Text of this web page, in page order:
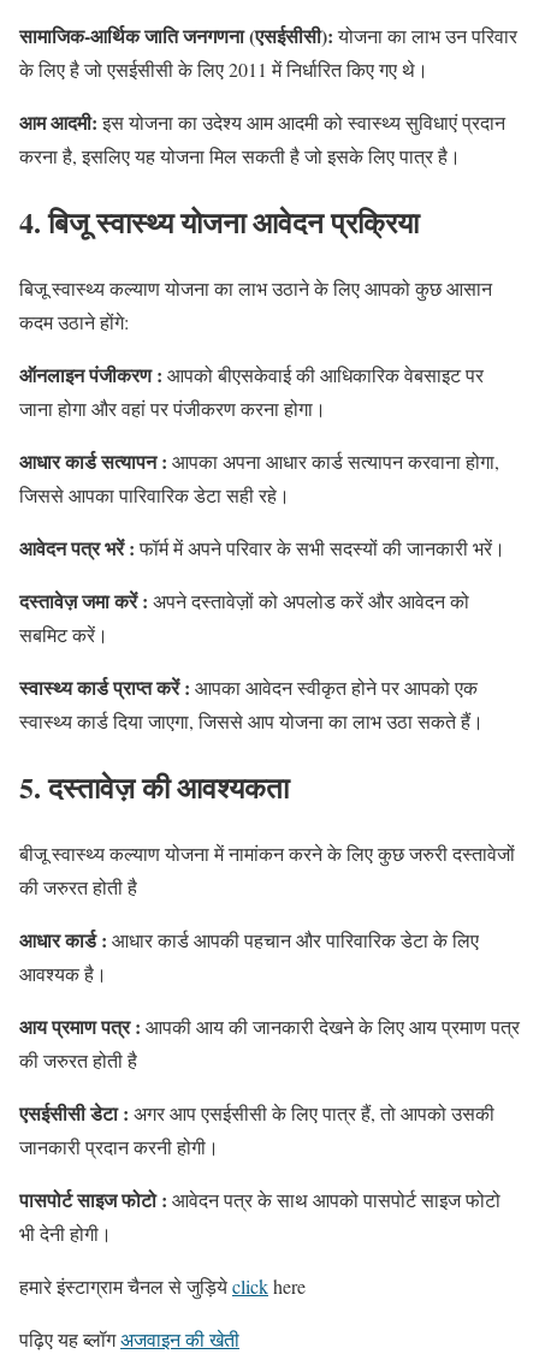
सामाजिक-आर्थिक जाति जनगणना (एसईसीसी):योजना का लाभ उन परिवार
के लिए है जो एसईसीसी के लिए 2011 में निर्धारित किए गए थे।
आम आदमी:इस योजना का उदेश्य आम आदमी को स्वास्थ्य सुविधाएं प्रदान
करना है, इसलिए यह योजना मिल सकती है जो इसके लिए पात्र है।
4. बिजू स्वास्थ्य योजना आवेदन प्रक्रिया
बिजू स्वास्थ्य कल्याण योजना का लाभ उठाने के लिए आपको कुछ आसान
कदम उठाने होंगे:
ऑनलाइन पंजीकरण : आपको बीएसकेवाई की आधिकारिक वेबसाइट पर
जाना होगा और वहां पर पंजीकरण करना होगा।
आधार कार्ड सत्यापन : आपका अपना आधार कार्ड सत्यापन करवाना होगा,
जिससे आपका पारिवारिक डेटा सही रहे।
आवेदन पत्र भरें :फॉर्म में अपने परिवार के सभी सदस्यों की जानकारी भरें।
दस्तावेज़ जमा करें : अपने दस्तावेज़ों को अपलोड करें और आवेदन को
सबमिट करें।
स्वास्थ्य कार्ड प्राप्त करें : आपका आवेदन स्वीकृत होने पर आपको एक
स्वास्थ्य कार्ड दिया जाएगा, जिससे आप योजना का लाभ उठा सकते हैं।
5. दस्तावेज़ की आवश्यकता
बीजू स्वास्थ्य कल्याण योजना में नामांकन करने के लिए कुछ जरुरी दस्तावेजों
की जरुरत होती है
आधार कार्ड : आधार कार्ड आपकी पहचान और पारिवारिक डेटा के लिए
आवश्यक है।
आय प्रमाण पत्र : आपकी आय की जानकारी देखने के लिए आय प्रमाण पत्र
की जरुरत होती है
एसईसीसी डेटा : अगर आप एसईसीसी के लिए पात्र हैं, तो आपको उसकी
जानकारी प्रदान करनी होगी।
पासपोर्ट साइज फोटो : आवेदन पत्र के साथ आपको पासपोर्ट साइज फोटो
भी देनी होगी।
हमारे इंस्टाग्राम चैनल से जुड़ियेclickhere
पढ़िए यह ब्लॉगअजवाइन की खेती